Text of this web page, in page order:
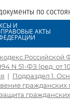
по
И
АКТЫ
Российской
N 51-ФЗ (ред. от
| Подраздел 1.
гражданских